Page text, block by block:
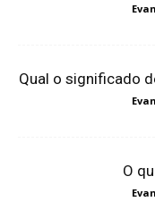
Qual o significado
O